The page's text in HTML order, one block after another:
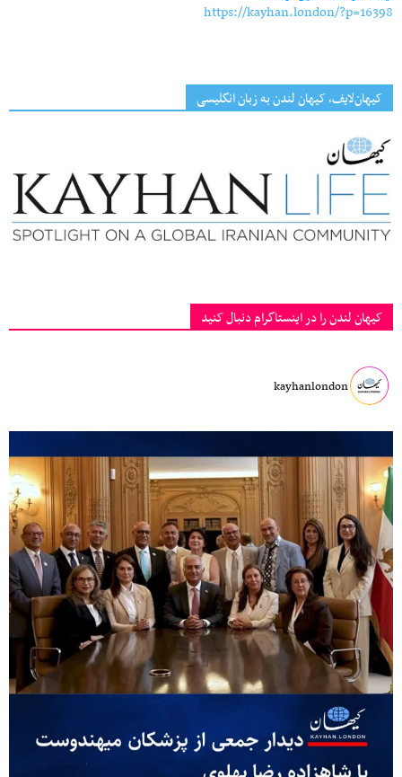
https://kayhan.london/?p=16398
کیهان‌لایف، کیهان لندن به زبان انگلیسی
کیهان لندن را در اینستاگرام دنبال کنید
kayhanlondon